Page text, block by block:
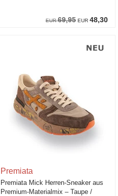
EUR69,95 EUR 48,30
Premiata
Premiata Mick Herren-Sneaker aus
Premium-Materialmix – Taupe /